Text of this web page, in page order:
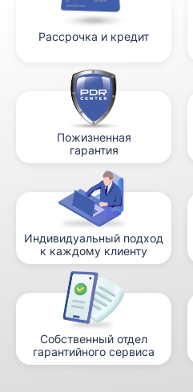
Рассрочка и кредит
Пожизненная
гарантия
Индивидуальный подход
к каждому клиенту
Собственный отдел
гарантийного сервиса